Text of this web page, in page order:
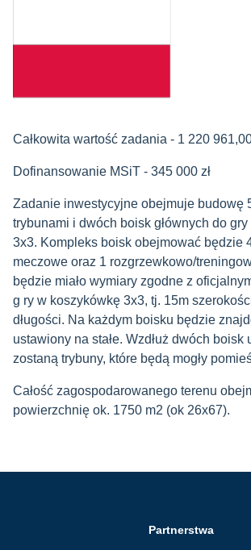
Całkowita wartość zadania - 1 220
Dofinansowanie MSiT - 345 000 zł
Zadanie inwestycyjne obejmuje budowę
trybunami i dwóch boisk głównych do
3x3. Kompleks boisk obejmować będzie
meczowe oraz 1 rozgrzewkowo/
będzie miało wymiary zgodne z
g ry w koszykówkę 3x3, tj. 15m
długości. Na każdym boisku będzie
ustawiony na stałe. Wzdłuż dwóch boisk
zostaną trybuny, które będą mogły
Całość zagospodarowanego terenu
powierzchnię ok. 1750 m2 (ok 26x67).
Partnerstwa